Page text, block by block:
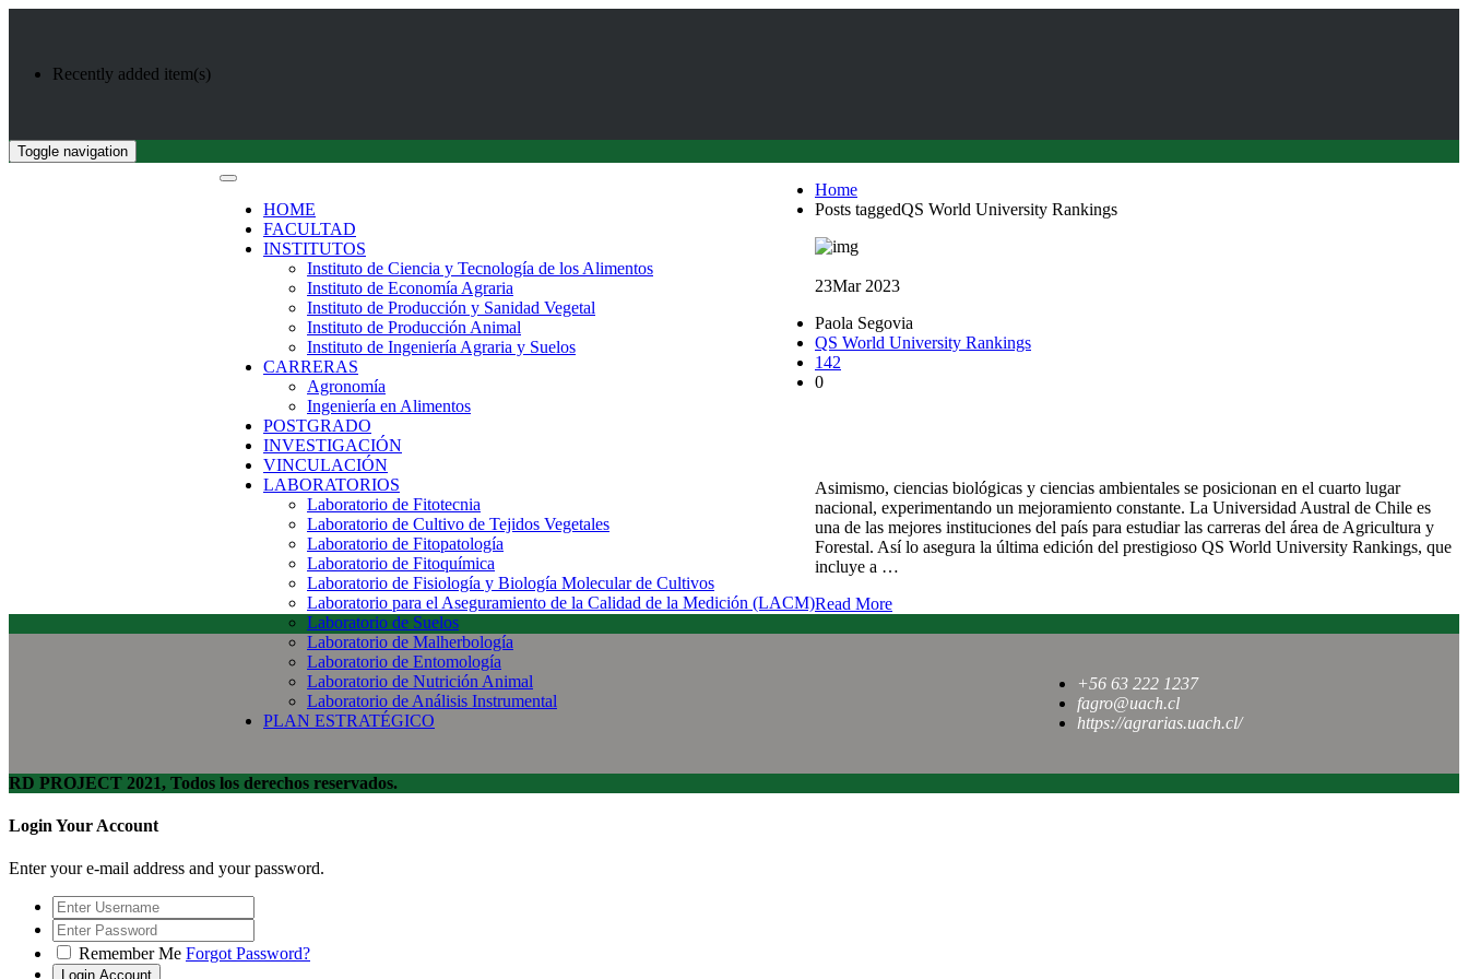
Recently added item(s)
Toggle navigation
HOME
FACULTAD
INSTITUTOS
Instituto de Ciencia y Tecnología de los Alimentos
Instituto de Economía Agraria
Instituto de Producción y Sanidad Vegetal
Instituto de Producción Animal
Instituto de Ingeniería Agraria y Suelos
CARRERAS
Agronomía
Ingeniería en Alimentos
POSTGRADO
INVESTIGACIÓN
VINCULACIÓN
LABORATORIOS
Laboratorio de Fitotecnia
Laboratorio de Cultivo de Tejidos Vegetales
Laboratorio de Fitopatología
Laboratorio de Fitoquímica
Laboratorio de Fisiología y Biología Molecular de Cultivos
Laboratorio para el Aseguramiento de la Calidad de la Medición (LACM)
Laboratorio de Suelos
Laboratorio de Malherbología
Laboratorio de Entomología
Laboratorio de Nutrición Animal
Laboratorio de Análisis Instrumental
PLAN ESTRATÉGICO
Home
Posts taggedQS World University Rankings
23Mar 2023
Paola Segovia
QS World University Rankings
142
0
Asimismo, ciencias biológicas y ciencias ambientales se posicionan en el cuarto lugar
nacional, experimentando un mejoramiento constante. La Universidad Austral de Chile es
una de las mejores instituciones del país para estudiar las carreras del área de Agricultura y
Forestal. Así lo asegura la última edición del prestigioso QS World University Rankings, que
incluye a …
Read More
+56 63 222 1237
fagro@uach.cl
https://agrarias.uach.cl/
RD PROJECT 2021, Todos los derechos reservados.
Login Your Account
Enter your e-mail address and your password.
Remember Me Forgot Password?